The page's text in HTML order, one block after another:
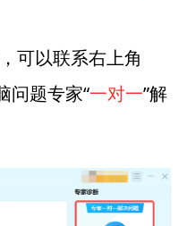
可以联系右上角
问题专家“一对一”解